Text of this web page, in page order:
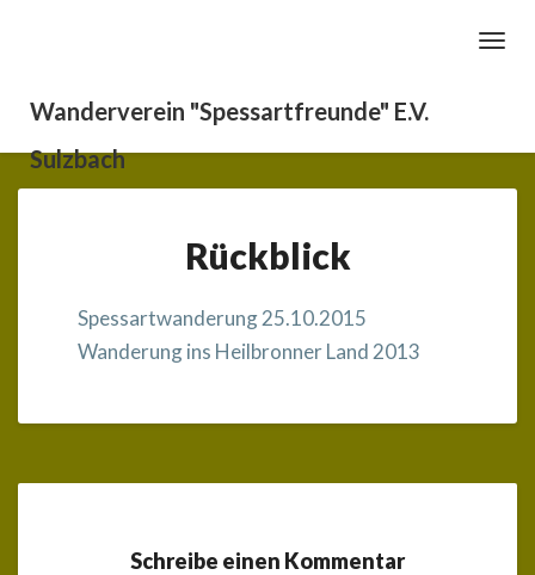
Wanderverein "Spessartfreunde" E.V.
Sulzbach
Rückblick
Spessartwanderung 25.10.2015
Wanderung ins Heilbronner Land 2013
Schreibe einen Kommentar